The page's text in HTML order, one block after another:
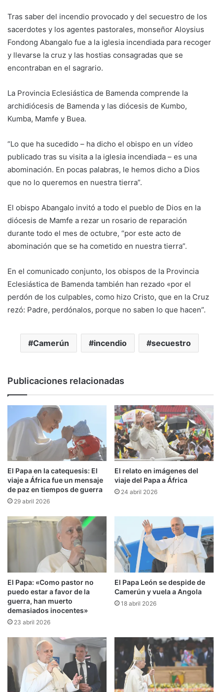
Tras saber del incendio provocado y del secuestro de los
sacerdotes y los agentes pastorales, monseñor Aloysius
Fondong Abangalo fue a la iglesia incendiada para recoger
y llevarse la cruz y las hostias consagradas que se
encontraban en el sagrario.
La Provincia Eclesiástica de Bamenda comprende la
archidiócesis de Bamenda y las diócesis de Kumbo,
Kumba, Mamfe y Buea.
“Lo que ha sucedido – ha dicho el obispo en un vídeo
publicado tras su visita a la iglesia incendiada – es una
abominación. En pocas palabras, le hemos dicho a Dios
que no lo queremos en nuestra tierra”.
El obispo Abangalo invitó a todo el pueblo de Dios en la
diócesis de Mamfe a rezar un rosario de reparación
durante todo el mes de octubre, “por este acto de
abominación que se ha cometido en nuestra tierra”.
En el comunicado conjunto, los obispos de la Provincia
Eclesiástica de Bamenda también han rezado «por el
perdón de los culpables, como hizo Cristo, que en la Cruz
rezó: Padre, perdónalos, porque no saben lo que hacen”.
Camerún incendio secuestro
Publicaciones relacionadas
El Papa en la catequesis: El
viaje a África fue un mensaje
de paz en tiempos de guerra
29 abril 2026
El relato en imágenes del
viaje del Papa a África
24 abril 2026
El Papa: «Como pastor no
puedo estar a favor de la
guerra, han muerto
demasiados inocentes»
23 abril 2026
El Papa León se despide de
Camerún y vuela a Angola
18 abril 2026